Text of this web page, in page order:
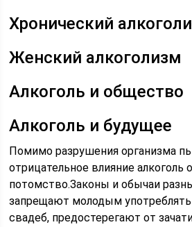
Хронический
Женский алкоголизм
Алкоголь и общество
Алкоголь и будущее
Помимо разрушения организма
отрицательное влияние алкоголь
потомство.Законы и обычаи
запрещают молодым
свадеб, предостерегают от